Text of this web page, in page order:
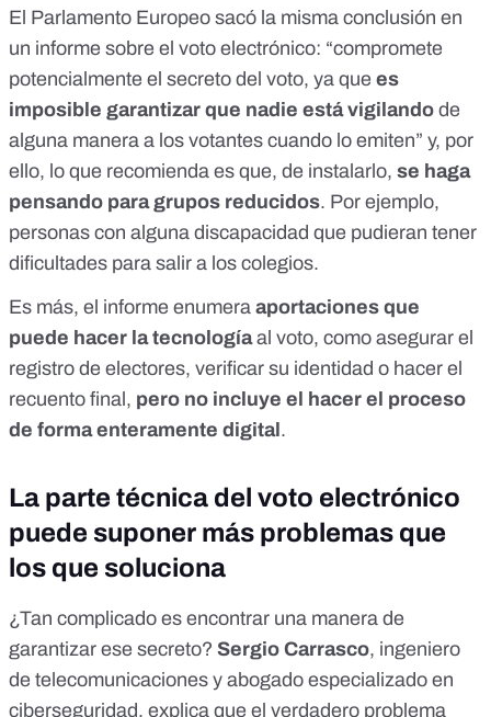
El Parlamento Europeo sacó la misma conclusión en
un informe sobre el voto electrónico: “compromete
potencialmente el secreto del voto, ya que es
imposible garantizar que nadie está vigilando de
alguna manera a los votantes cuando lo emiten” y, por
ello, lo que recomienda es que, de instalarlo, se haga
pensando para grupos reducidos. Por ejemplo,
personas con alguna discapacidad que pudieran tener
dificultades para salir a los colegios.
Es más, el informe enumera aportaciones que
puede hacer la tecnologíaal voto, como asegurar el
registro de electores, verificar su identidad o hacer el
recuento final, pero no incluye el hacer el proceso
de forma enteramente digital .
La parte técnica del voto electrónico
puede suponer más problemas que
los que soluciona
¿Tan complicado es encontrar una manera de
garantizar ese secreto? Sergio Carrasco, ingeniero
de telecomunicaciones y abogado especializado en
ciberseguridad, explica que el verdadero problema